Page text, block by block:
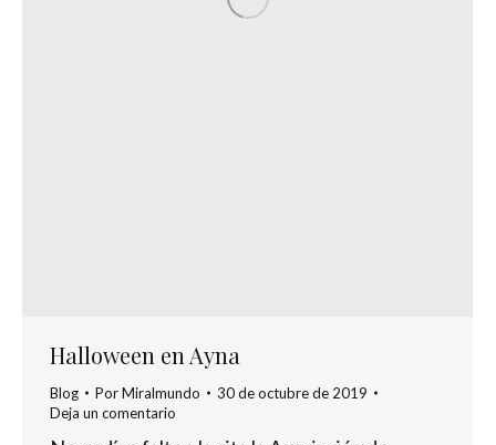
Halloween en Ayna
Blog PorMiralmundo
30 de octubre de 2019
Deja un comentario